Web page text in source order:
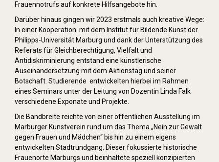
Frauennotrufs auf konkrete Hilfsangebote hin.
Darüber hinaus gingen wir 2023 erstmals auch kreative Wege:
In einer Kooperation mit dem Institut für Bildende Kunst der
Philipps-Universität Marburg und dank der Unterstützung des
Referats für Gleichberechtigung, Vielfalt und
Antidiskriminierung entstand eine künstlerische
Auseinandersetzung mit dem Aktionstag und seiner
Botschaft. Studierende entwickelten hierbei im Rahmen
eines Seminars unter der Leitung von Dozentin Linda Falk
verschiedene Exponate und Projekte.
Die Bandbreite reichte von einer öffentlichen Ausstellung im
Marburger Kunstverein rund um das Thema „Nein zur Gewalt
gegen Frauen und Mädchen“ bis hin zu einem eigens
entwickelten Stadtrundgang. Dieser fokussierte historische
Frauenorte Marburgs und beinhaltete speziell konzipierten